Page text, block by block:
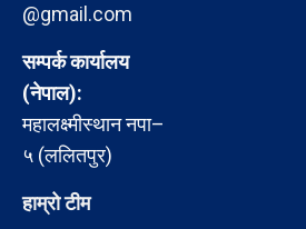
@gmail.com
सम्पर्क कार्यालय
(नेपाल):
महालक्ष्मीस्थान नपा–
५ (ललितपुर)
हाम्रो टीम